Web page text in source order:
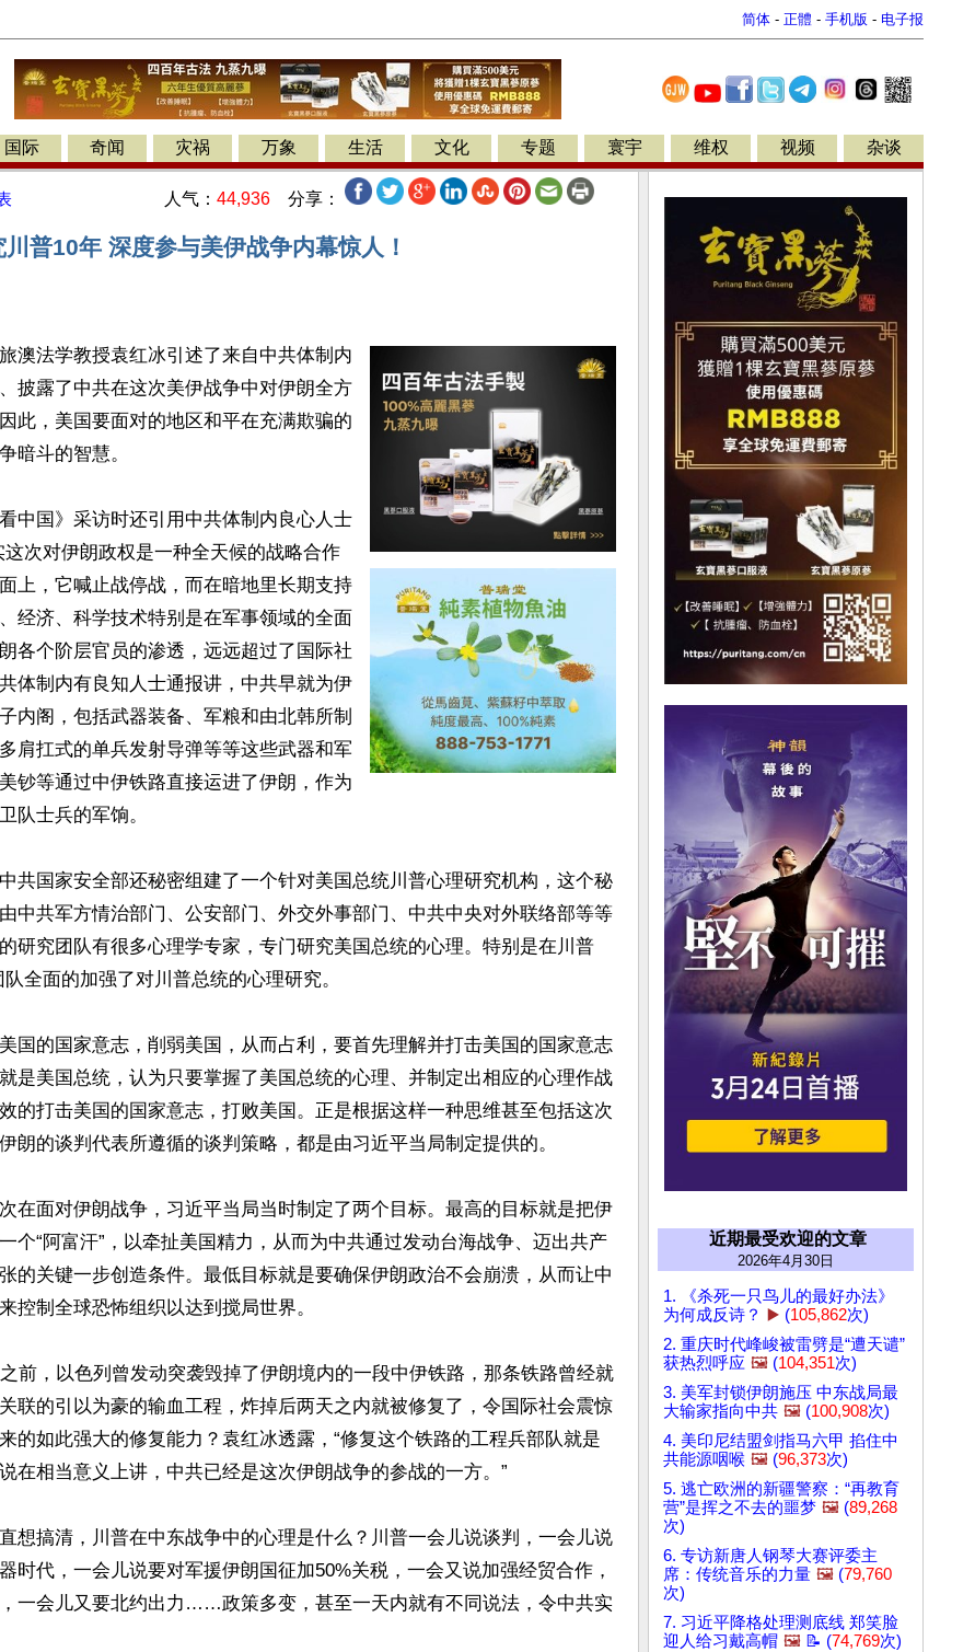
简体 - 正體 - 手机版 - 电子报
国际 奇闻 灾祸 万象 生活 文化 专题 寰宇 维权 视频 杂谈
人气： 44,936 分享：
普10年 深度参与美伊战争内幕惊人！
澳法学教授袁红冰引述了来自中共体制内
披露了中共在这次美伊战争中对伊朗全方
此，美国要面对的地区和平在充满欺骗的
暗斗的智慧。
中国》采访时还引用中共体制内良心人士
这次对伊朗政权是一种全天候的战略合作
上，它喊止战停战，而在暗地里长期支持
经济、科学技术特别是在军事领域的全面
各个阶层官员的渗透，远远超过了国际社
体制内有良知人士通报讲，中共早就为伊
内阁，包括武器装备、军粮和由北韩所制
肩扛式的单兵发射导弹等等这些武器和军
钞等通过中伊铁路直接运进了伊朗，作为
队士兵的军饷。
共国家安全部还秘密组建了一个针对美国总统川普心理研究机构，这个秘
中共军方情治部门、公安部门、外交外事部门、中共中央对外联络部等等
研究团队有很多心理学专家，专门研究美国总统的心理。特别是在川普
全面的加强了对川普总统的心理研究。
国的国家意志，削弱美国，从而占利，要首先理解并打击美国的国家意志
是美国总统，认为只要掌握了美国总统的心理、并制定出相应的心理作战
的打击美国的国家意志，打败美国。正是根据这样一种思维甚至包括这次
朗的谈判代表所遵循的谈判策略，都是由习近平当局制定提供的。
在面对伊朗战争，习近平当局当时制定了两个目标。最高的目标就是把伊
个“阿富汗”，以牵扯美国精力，从而为中共通过发动台海战争、迈出共产
的关键一步创造条件。最低目标就是要确保伊朗政治不会崩溃，从而让中
控制全球恐怖组织以达到搅局世界。
前，以色列曾发动突袭毁掉了伊朗境内的一段中伊铁路，那条铁路曾经就
联的引以为豪的输血工程，炸掉后两天之内就被修复了，令国际社会震惊
的如此强大的修复能力？袁红冰透露，“修复这个铁路的工程兵部队就是
在相当意义上讲，中共已经是这次伊朗战争的参战的一方。”
想搞清，川普在中东战争中的心理是什么？川普一会儿说谈判，一会儿说
时代，一会儿说要对军援伊朗国征加50%关税，一会又说加强经贸合作，
一会儿又要北约出力……政策多变，甚至一天内就有不同说法，令中共实
近期最受欢迎的文章
2026年4月30日
1. 《杀死一只鸟儿的最好办法》
为何成反诗？
▶️ (105,862次)
2. 重庆时代峰峻被雷劈是“遭天谴”
获热烈呼应 🖼️ (104,351次)
3. 美军封锁伊朗施压 中东战局最
大输家指向中共 🖼️ (100,908次)
4. 美印尼结盟剑指马六甲 掐住中
共能源咽喉 🖼️ (96,373次)
5. 逃亡欧洲的新疆警察：“再教育
营”是挥之不去的噩梦 🖼️ (89,268
次)
6. 专访新唐人钢琴大赛评委主
席：传统音乐的力量 🖼️ (79,760
次)
7. 习近平降格处理测底线 郑笑脸
迎人给习戴高帽 🖼️ 📝 (74,769次)